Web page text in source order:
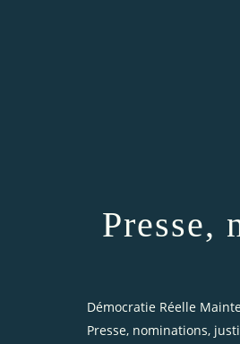
Presse,
Démocratie Réelle
Presse, nominations,